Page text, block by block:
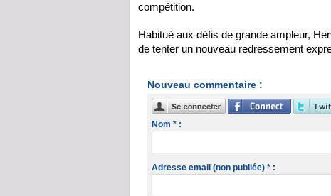
compétition.
Habitué aux défis de grande ampleur,
de tenter un nouveau redressement
Nouveau commentaire :
Nom * :
Adresse email (non publiée) * :